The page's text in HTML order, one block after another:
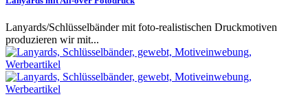
Lanyards/Schlüsselbänder mit foto-realistischen Druckmotiven
produzieren wir mit...